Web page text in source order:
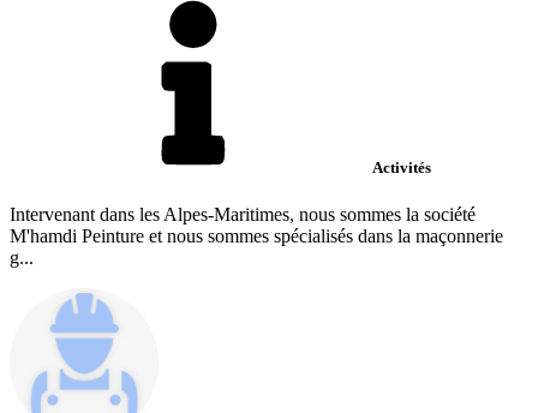
Activités
Intervenant dans les Alpes-Maritimes, nous sommes la société
M'hamdi Peinture et nous sommes spécialisés dans la maçonnerie
g...